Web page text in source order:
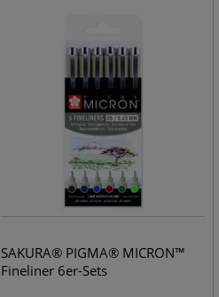
SAKURA® PIGMA® MICRON™
Fineliner 6er-Sets